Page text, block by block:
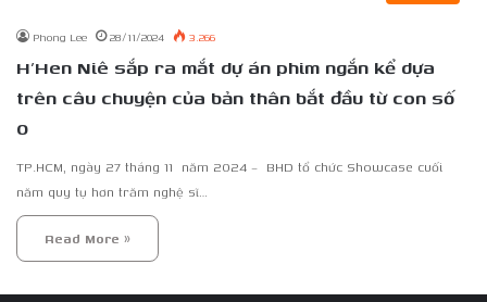
Phong Lee 28/11/2024 3.266
H’Hen Niê sắp ra mắt dự án phim ngắn kể dựa
trên câu chuyện của bản thân bắt đầu từ con số
0
TP.HCM, ngày 27 tháng 11 năm 2024 – BHD tổ chức Showcase cuối
năm quy tụ hơn trăm nghệ sĩ…
Read More »